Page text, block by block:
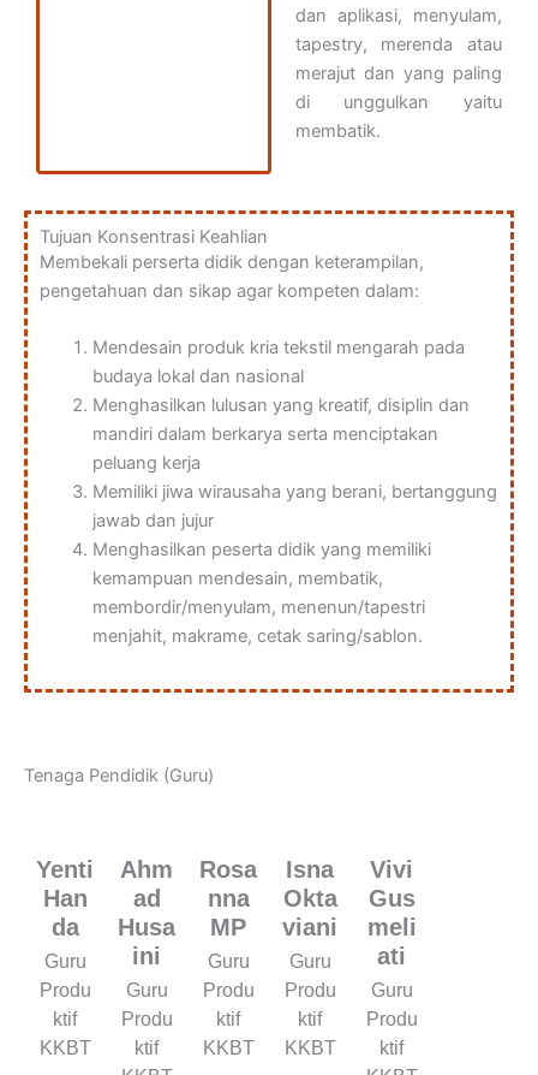
dan aplikasi, menyulam,
tapestry, merenda atau
merajut dan yang paling
di unggulkan yaitu
membatik.
Tujuan Konsentrasi Keahlian
Membekali perserta didik dengan keterampilan,
pengetahuan dan sikap agar kompeten dalam:
Mendesain produk kria tekstil mengarah pada
budaya lokal dan nasional
Menghasilkan lulusan yang kreatif, disiplin dan
mandiri dalam berkarya serta menciptakan
peluang kerja
Memiliki jiwa wirausaha yang berani, bertanggung
jawab dan jujur
Menghasilkan peserta didik yang memiliki
kemampuan mendesain, membatik,
membordir/menyulam, menenun/tapestri
menjahit, makrame, cetak saring/sablon.
Tenaga Pendidik (Guru)
Yenti
Han
da
Guru
Produ
ktif
KKBT
Ahm
ad
Husa
ini
Guru
Produ
ktif
Rosa
nna
MP
Guru
Produ
ktif
KKBT
Isna
Okta
viani
Guru
Produ
ktif
KKBT
Vivi
Gus
meli
ati
Guru
Produ
ktif